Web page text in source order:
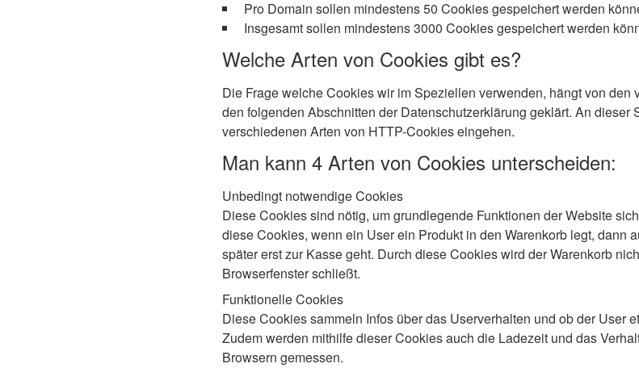
Pro Domain sollen mindestens 50 Cookies gespeichert werden
Insgesamt sollen mindestens 3000 Cookies gespeichert werden
Welche Arten von Cookies gibt es?
Die Frage welche Cookies wir im Speziellen verwenden, hängt von den
den folgenden Abschnitten der Datenschutzerklärung geklärt. An dieser
verschiedenen Arten von HTTP-Cookies eingehen.
Man kann 4 Arten von Cookies unterscheiden:
Unbedingt notwendige Cookies
Diese Cookies sind nötig, um grundlegende Funktionen der Website
diese Cookies, wenn ein User ein Produkt in den Warenkorb legt, dann
später erst zur Kasse geht. Durch diese Cookies wird der Warenkorb
Browserfenster schließt.
Funktionelle Cookies
Diese Cookies sammeln Infos über das Userverhalten und ob der User
Zudem werden mithilfe dieser Cookies auch die Ladezeit und das
Browsern gemessen.